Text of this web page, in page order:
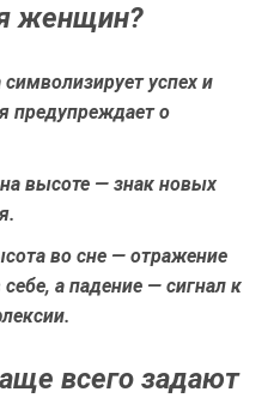
женщин?
успех и
предупреждает о
высоте — знак новых
во сне — отражение
а падение — сигнал к
всего задают